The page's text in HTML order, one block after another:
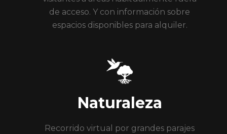
de acceso. Y con información sobre
espacios disponibles para alquiler.
Naturaleza
Recorrido virtual por grandes parajes